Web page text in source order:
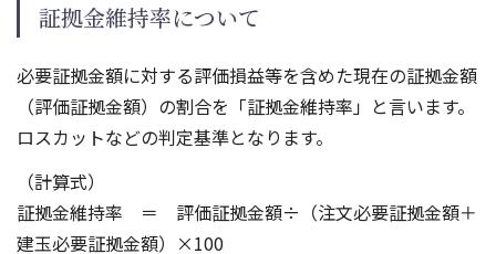
証拠金維持率について
必要証拠金額に対する評価損益等を含めた現在の証拠金額
（評価証拠金額）の割合を「証拠金維持率」と言います。
ロスカットなどの判定基準となります。
（計算式）
証拠金維持率 ＝ 評価証拠金額÷（注文必要証拠金額＋
建玉必要証拠金額）×100